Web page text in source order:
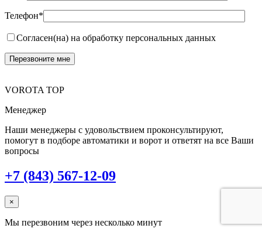
Телефон*
Согласен(на) на обработку персональных данных
VOROTA TOP
Менеджер
Наши менеджеры с удовольствием проконсультируют,
помогут в подборе автоматики и ворот и ответят на все Ваши
вопросы
+7 (843) 567-12-09
×
Мы перезвоним через несколько минут